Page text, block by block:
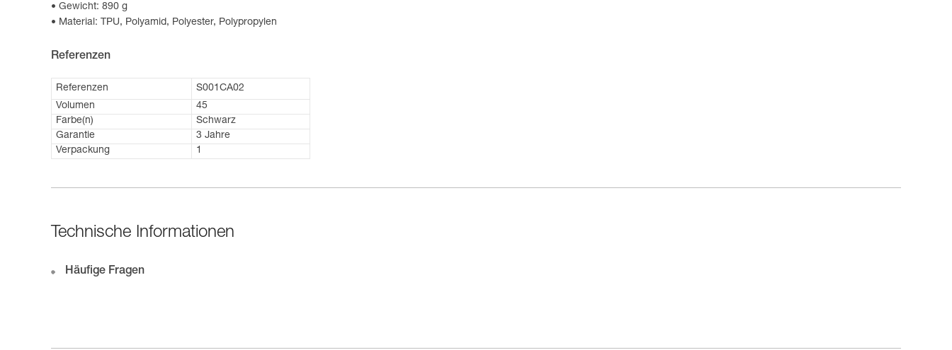
Gewicht: 890 g
Material: TPU, Polyamid, Polyester, Polypropylen
Referenzen
Referenzen
S001CA02
Volumen
45
Farbe(n)
Schwarz
Garantie
3 Jahre
Verpackung
1
Technische Informationen
Häufige Fragen